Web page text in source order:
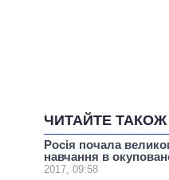
ЧИТАЙТЕ ТАКОЖ
Росія почала
навчання в
2017, 09:58